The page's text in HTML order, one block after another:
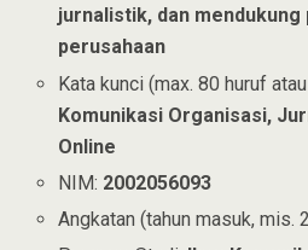
jurnalistik, dan mendukung
perusahaan
Kata kunci (max. 80 huruf
Komunikasi Organisasi,
Online
NIM: 2002056093
Angkatan (tahun masuk, mis.